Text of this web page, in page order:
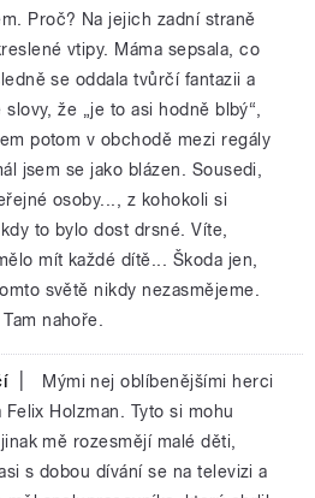
Proč? Na jejich zadní straně
vtipy. Máma sepsala, co
se oddala tvůrčí fantazii a
že „je to asi hodně blbý“,
potom v obchodě mezi regály
jsem se jako blázen. Sousedi,
osoby..., z kohokoli si
to bylo dost drsné. Víte,
mít každé dítě... Škoda jen,
světě nikdy nezasmějeme.
nahoře.
Mými nej oblíbenějšími herci
Holzman. Tyto si mohu
mě rozesmějí malé děti,
s dobou dívání se na televizi a